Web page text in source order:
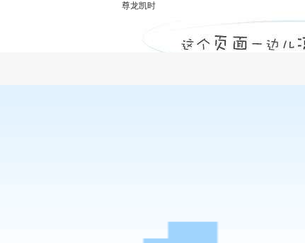
工程造价咨询甲级资质-尊龙凯时
尊龙凯时